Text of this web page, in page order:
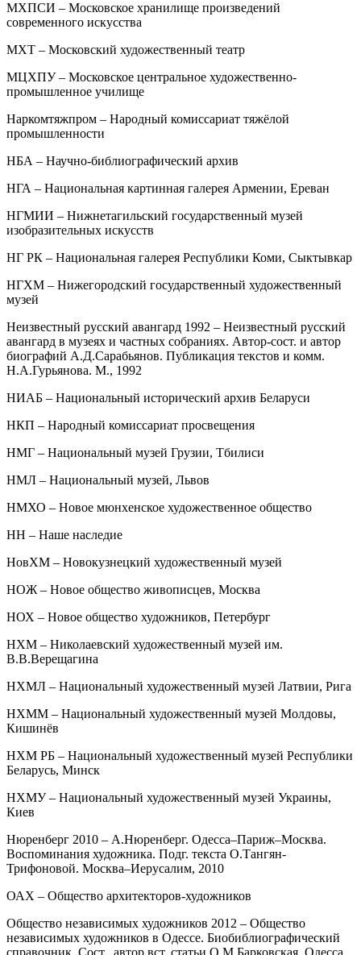
МХПСИ – Московское хранилище произведений
современного искусства
МХТ – Московский художественный театр
МЦХПУ – Московское центральное художественно-
промышленное училище
Наркомтяжпром – Народный комиссариат тяжёлой
промышленности
НБА – Научно-библиографический архив
НГА – Национальная картинная галерея Армении, Ереван
НГМИИ – Нижнетагильский государственный музей
изобразительных искусств
НГ РК – Национальная галерея Республики Коми, Сыктывкар
НГХМ – Нижегородский государственный художественный
музей
Неизвестный русский авангард 1992 – Неизвестный русский
авангард в музеях и частных собраниях. Автор-сост. и автор
биографий А.Д.Сарабьянов. Публикация текстов и комм.
Н.А.Гурьянова. М., 1992
НИАБ – Национальный исторический архив Беларуси
НКП – Народный комиссариат просвещения
НМГ – Национальный музей Грузии, Тбилиси
НМЛ – Национальный музей, Львов
НМХО – Новое мюнхенское художественное общество
НН – Наше наследие
НовХМ – Новокузнецкий художественный музей
НОЖ – Новое общество живописцев, Москва
НОХ – Новое общество художников, Петербург
НХМ – Николаевский художественный музей им.
В.В.Верещагина
НХМЛ – Национальный художественный музей Латвии, Рига
НХММ – Национальный художественный музей Молдовы,
Кишинёв
НХМ РБ – Национальный художественный музей Республики
Беларусь, Минск
НХМУ – Национальный художественный музей Украины,
Киев
Нюренберг 2010 – А.Нюренберг. Одесса–Париж–Москва.
Воспоминания художника. Подг. текста О.Тангян-
Трифоновой. Москва–Иерусалим, 2010
ОАХ – Общество архитекторов-художников
Общество независимых художников 2012 – Общество
независимых художников в Одессе. Биобиблиографический
справочник. Сост., автор вст. статьи О.М.Барковская. Одесса,